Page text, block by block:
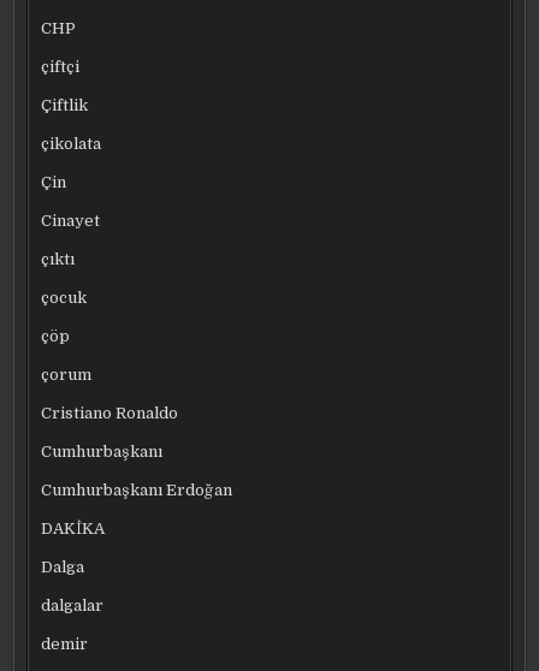
CHP
çiftçi
Çiftlik
çikolata
Çin
Cinayet
çıktı
çocuk
çöp
çorum
Cristiano Ronaldo
Cumhurbaşkanı
Cumhurbaşkanı Erdoğan
DAKİKA
Dalga
dalgalar
demir